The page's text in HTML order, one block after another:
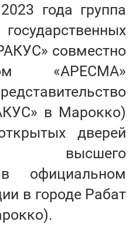
года группа
совместно
«АРЕСМА»
в Марокко)
дверей
высшего
официальном
в городе Рабат